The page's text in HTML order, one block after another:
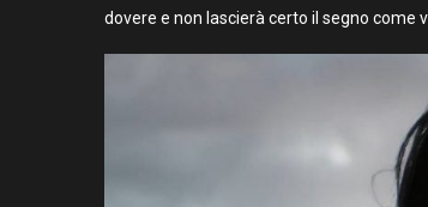
dovere e non lascierà certo il segno come